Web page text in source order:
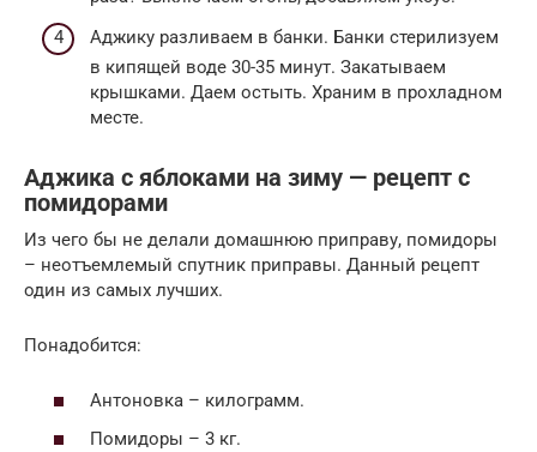
Аджику разливаем в банки. Банки стерилизуем
в кипящей воде 30-35 минут. Закатываем
крышками. Даем остыть. Храним в прохладном
месте.
Аджика с яблоками на зиму — рецепт с
помидорами
Из чего бы не делали домашнюю приправу, помидоры
– неотъемлемый спутник приправы. Данный рецепт
один из самых лучших.
Понадобится:
Антоновка – килограмм.
Помидоры – 3 кг.